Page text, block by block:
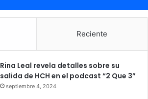
Reciente
Rina Leal revela detalles sobre su
salida de HCH en el podcast “2 Que 3”
septiembre 4, 2024